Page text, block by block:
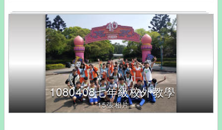
內
1080408七年級校外教學
15張相片